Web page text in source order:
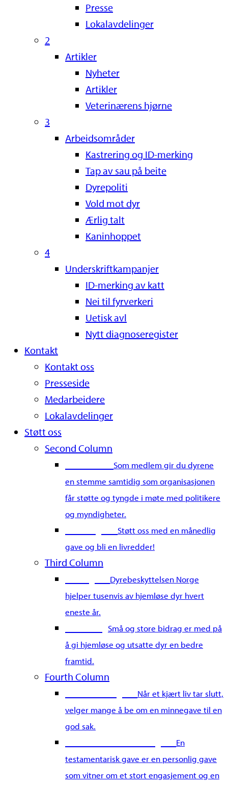
Presse
Lokalavdelinger
2
Artikler
Nyheter
Artikler
Veterinærens hjørne
3
Arbeidsområder
Kastrering og ID-merking
Tap av sau på beite
Dyrepoliti
Vold mot dyr
Ærlig talt
Kaninhoppet
4
Underskriftkampanjer
ID-merking av katt
Nei til fyrverkeri
Uetisk avl
Nytt diagnoseregister
Kontakt
Kontakt oss
Presseside
Medarbeidere
Lokalavdelinger
Støtt oss
Second Column
Som medlem gir du dyrene
en stemme samtidig som organisasjonen
får støtte og tyngde i møte med politikere
og myndigheter.
Støtt oss med en månedlig
gave og bli en livredder!
Third Column
Dyrebeskyttelsen Norge
hjelper tusenvis av hjemløse dyr hvert
eneste år.
Små og store bidrag er med på
å gi hjemløse og utsatte dyr en bedre
framtid.
Fourth Column
Når et kjært liv tar slutt,
velger mange å be om en minnegave til en
god sak.
En
testamentarisk gave er en personlig gave
som vitner om et stort engasjement og en